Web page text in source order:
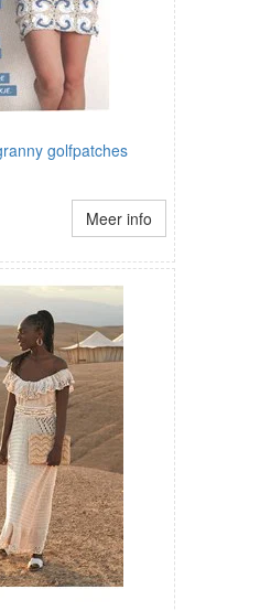
golfpatches
Meer info